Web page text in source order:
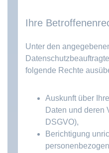
Ihre
Unter den
folgende Rechte
Auskunft über
Daten und deren
DSGVO),
Berichtigung